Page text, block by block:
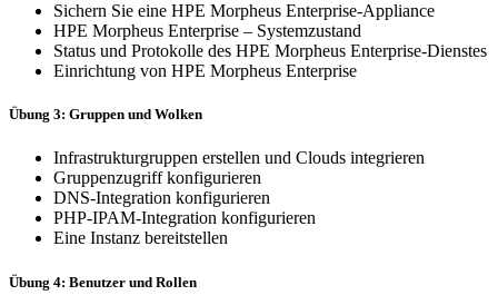
Sichern Sie eine HPE Morpheus Enterprise-Appliance
HPE Morpheus Enterprise – Systemzustand
Status und Protokolle des HPE Morpheus Enterprise-Dienstes
Einrichtung von HPE Morpheus Enterprise
Übung 3: Gruppen und Wolken
Infrastrukturgruppen erstellen und Clouds integrieren
Gruppenzugriff konfigurieren
DNS-Integration konfigurieren
PHP-IPAM-Integration konfigurieren
Eine Instanz bereitstellen
Übung 4: Benutzer und Rollen